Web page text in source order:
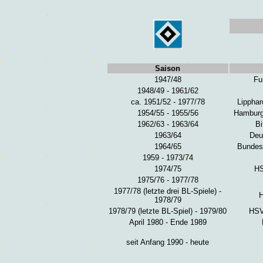
Saison
1947/48
1948/49 - 1961/62
ca. 1951/52 - 1977/78
1954/55 - 1955/56
1962/63 - 1963/64
1963/64
1964/65
1959 - 1973/74
1974/75
1975/76 - 1977/78
1977/78 (letzte drei BL-Spiele) -
1978/79
1978/79 (letzte BL-Spiel) - 1979/80
April 1980 - Ende 1989
seit Anfang 1990 - heute